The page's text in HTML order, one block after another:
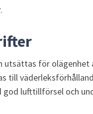
utsättas för olägenhet
till
god lufttillförsel och